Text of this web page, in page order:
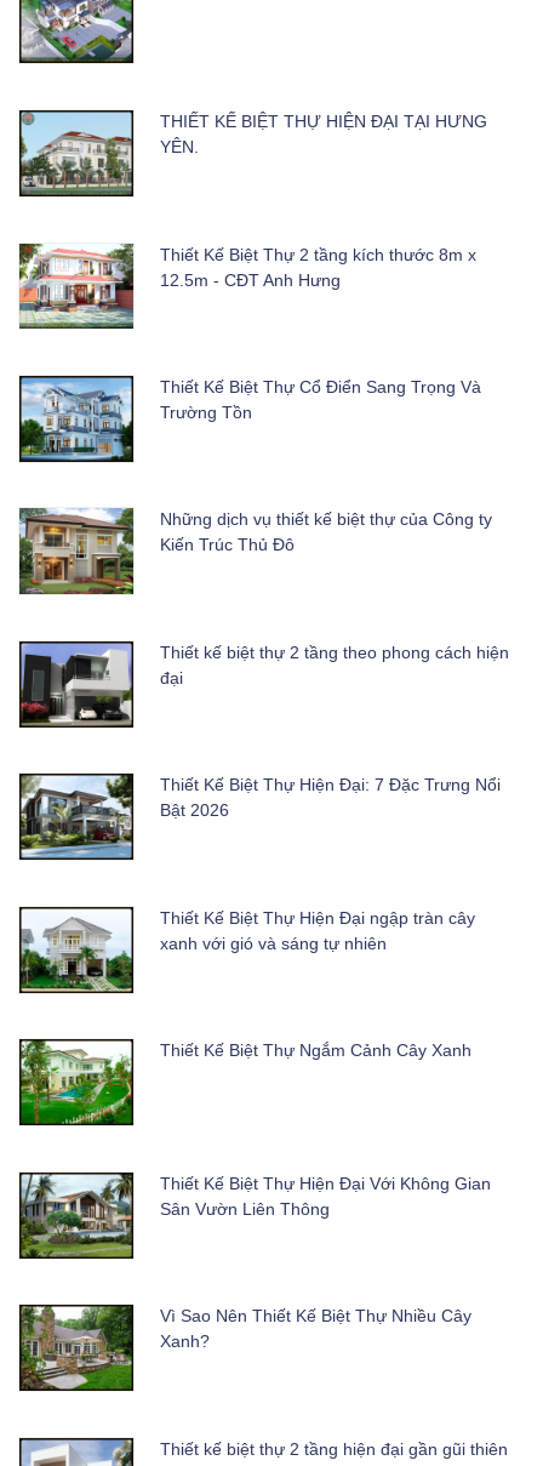
THIẾT KẾ BIỆT THỰ HIỆN ĐẠI TẠI HƯNG
YÊN.
Thiết Kế Biệt Thự 2 tầng kích thước 8m x
12.5m - CĐT Anh Hưng
Thiết Kế Biệt Thự Cổ Điển Sang Trọng Và
Trường Tồn
Những dịch vụ thiết kế biệt thự của Công ty
Kiến Trúc Thủ Đô
Thiết kế biệt thự 2 tầng theo phong cách hiện
đại
Thiết Kế Biệt Thự Hiện Đại: 7 Đặc Trưng Nổi
Bật 2026
Thiết Kế Biệt Thự Hiện Đại ngập tràn cây
xanh với gió và sáng tự nhiên
Thiết Kế Biệt Thự Ngắm Cảnh Cây Xanh
Thiết Kế Biệt Thự Hiện Đại Với Không Gian
Sân Vườn Liên Thông
Vì Sao Nên Thiết Kế Biệt Thự Nhiều Cây
Xanh?
Thiết kế biệt thự 2 tầng hiện đại gần gũi thiên